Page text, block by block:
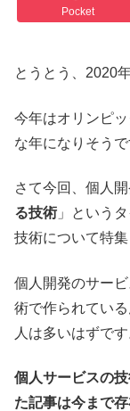
Pocket
とうとう、2020
今年はオリンピ
な年になりそうで
さて今回、個人
る技術 」という
技術について特集
個人開発のサー
術で作られてい
人は多いはずです
個人サービスの
た記事は今まで